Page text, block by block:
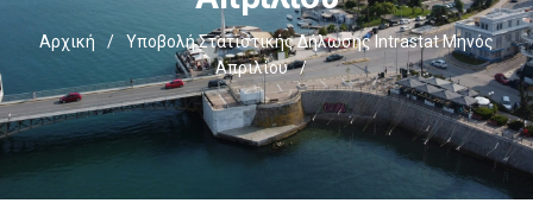
Αρχική /
Υποβολή Στατιστικής Δήλωσης Intrastat Μηνός
Απριλίου
/